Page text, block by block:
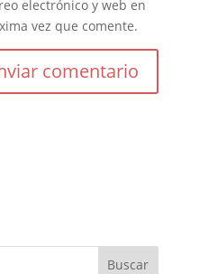
electrónico y web en
vez que comente.